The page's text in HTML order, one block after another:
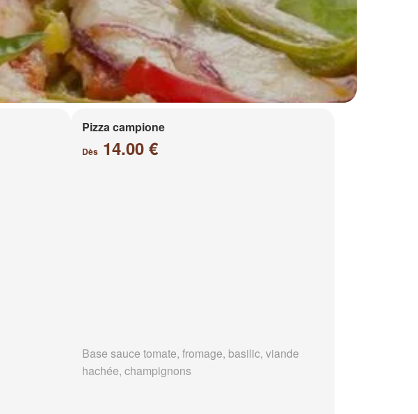
Pizza campione
Dès 14.00 €
Base sauce tomate, fromage, basilic, viande
hachée, champignons